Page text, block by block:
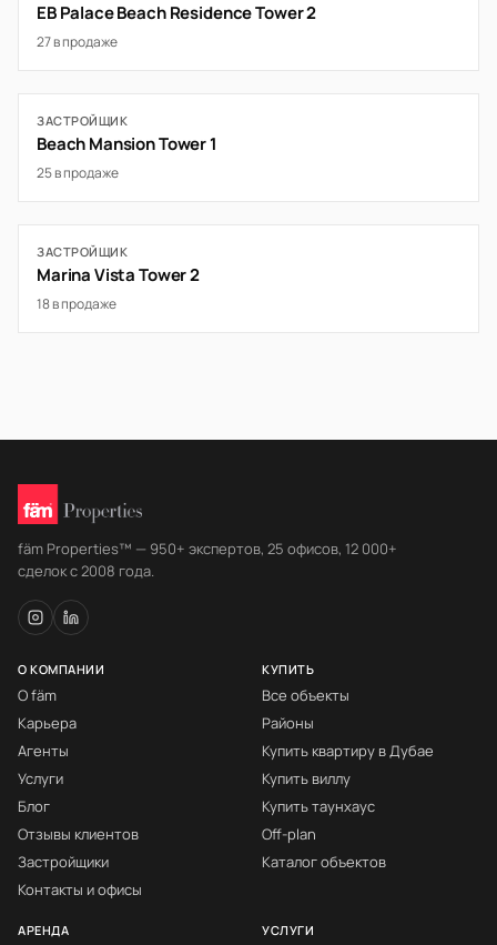
EB Palace Beach Residence Tower 2
27 в продаже
ЗАСТРОЙЩИК
Beach Mansion Tower 1
25 в продаже
ЗАСТРОЙЩИК
Marina Vista Tower 2
18 в продаже
fäm Properties™ — 950+ экспертов, 25 офисов, 12 000+
сделок с 2008 года.
О КОМПАНИИ
О fäm
Карьера
Агенты
Услуги
Блог
Отзывы клиентов
Застройщики
Контакты и офисы
КУПИТЬ
Все объекты
Районы
Купить квартиру в Дубае
Купить виллу
Купить таунхаус
Off-plan
Каталог объектов
АРЕНДА УСЛУГИ